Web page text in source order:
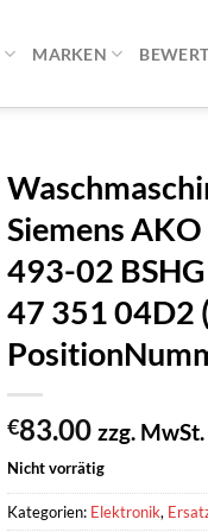
MARKEN
Siemens
493-02
47 351 04D2
€83.00 zzg. MwSt.
Nicht vorrätig
Kategorien: Elektronik,